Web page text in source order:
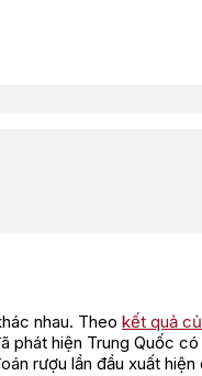
nhau. Theo kết quả
phát hiện Trung Quốc có
rượu lần đầu xuất hiện